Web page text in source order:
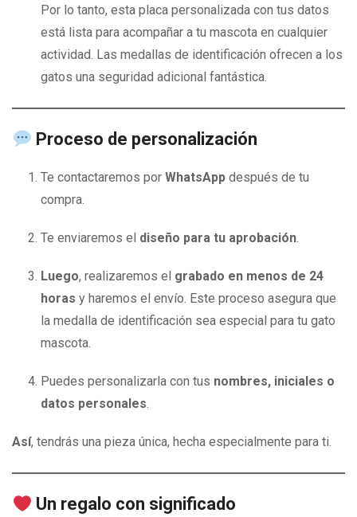
Por lo tanto, esta placa personalizada con tus datos
está lista para acompañar a tu mascota en cualquier
actividad. Las medallas de identificación ofrecen a los
gatos una seguridad adicional fantástica.
Proceso de personalización
Te contactaremos por WhatsApp después de tu
compra.
Te enviaremos el diseño para tu aprobación.
Luego, realizaremos el grabado en menos de 24
horas y haremos el envío. Este proceso asegura que
la medalla de identificación sea especial para tu gato
mascota.
Puedes personalizarla con tus nombres, iniciales o
datos personales.
Así, tendrás una pieza única, hecha especialmente para ti.
Un regalo con significado